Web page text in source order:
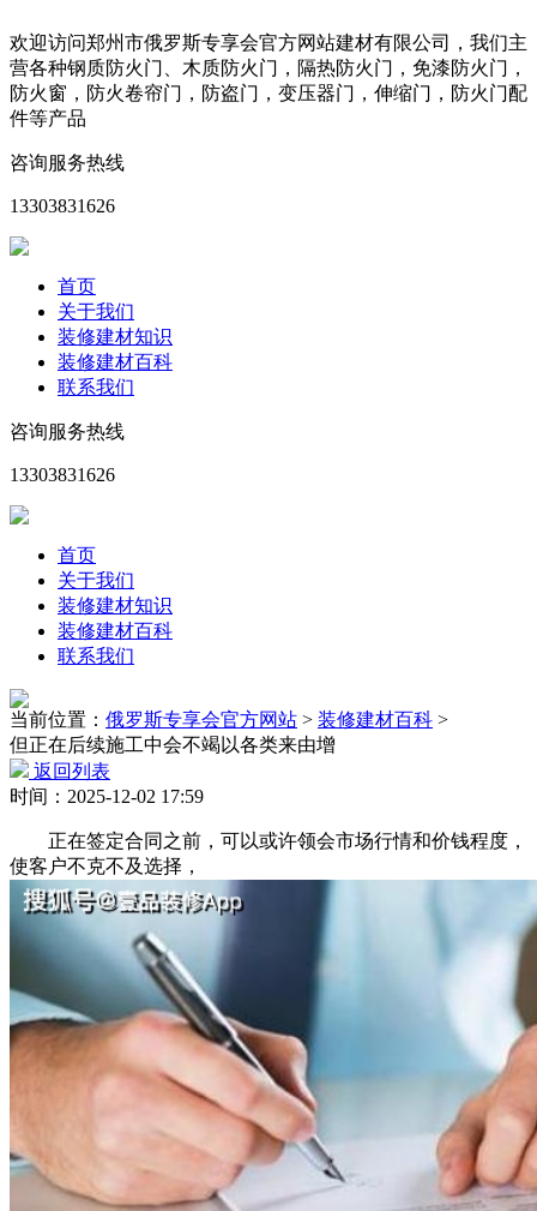
欢迎访问郑州市俄罗斯专享会官方网站建材有限公司，我们主
营各种钢质防火门、木质防火门，隔热防火门，免漆防火门，
防火窗，防火卷帘门，防盗门，变压器门，伸缩门，防火门配
件等产品
咨询服务热线
13303831626
首页
关于我们
装修建材知识
装修建材百科
联系我们
咨询服务热线
13303831626
首页
关于我们
装修建材知识
装修建材百科
联系我们
当前位置： 俄罗斯专享会官方网站 > 装修建材百科 >
但正在后续施工中会不竭以各类来由增
返回列表
时间：2025-12-02 17:59
正在签定合同之前，可以或许领会市场行情和价钱程度，
使客户不克不及选择，